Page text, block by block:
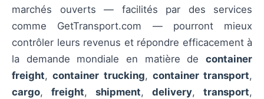
marchés ouverts — facilités par des services
comme GetTransport.com — pourront mieux
contrôler leurs revenus et répondre efficacement à
la demande mondiale en matière de container
freight,container trucking, container transport,
cargo, freight, shipment, delivery, transport,